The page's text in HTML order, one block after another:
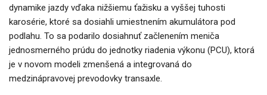
dynamike jazdy vďaka nižšiemu ťažisku a vyššej tuhosti
karosérie, ktoré sa dosiahli umiestnením akumulátora pod
podlahu. To sa podarilo dosiahnuť začlenením meniča
jednosmerného prúdu do jednotky riadenia výkonu (PCU), ktorá
je v novom modeli zmenšená a integrovaná do
medzinápravovej prevodovky transaxle.